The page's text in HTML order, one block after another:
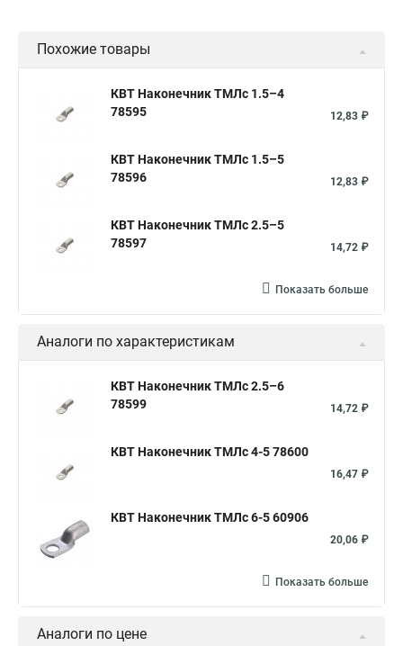
Похожие товары
КВТ Наконечник ТМЛс 1.5–4
78595
12,83 ₽
КВТ Наконечник ТМЛс 1.5–5
78596
12,83 ₽
КВТ Наконечник ТМЛс 2.5–5
78597
14,72 ₽
Показать больше
Аналоги по характеристикам
КВТ Наконечник ТМЛс 2.5–6
78599
14,72 ₽
КВТ Наконечник ТМЛс 4-5 78600
16,47 ₽
КВТ Наконечник ТМЛс 6-5 60906
20,06 ₽
Показать больше
Аналоги по цене